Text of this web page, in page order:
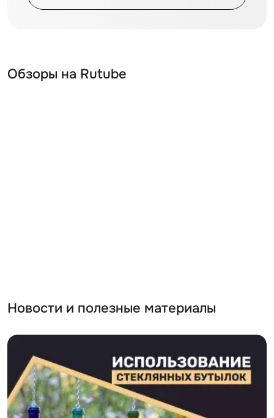
Обзоры на Rutube
Новости и полезные материалы